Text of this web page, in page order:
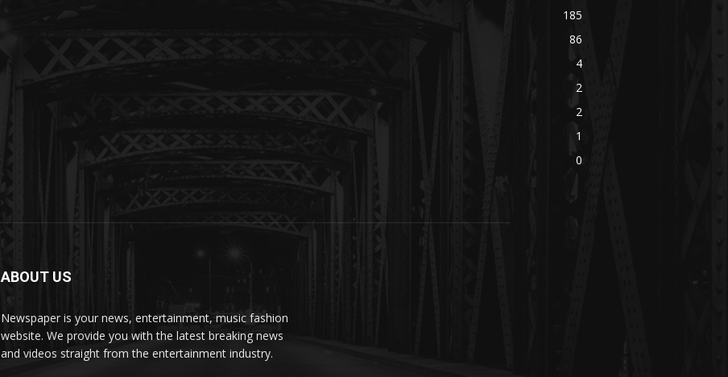
185
86
4
2
2
1
0
ABOUT US
Newspaper is your news, entertainment, music fashion
website. We provide you with the latest breaking news
and videos straight from the entertainment industry.